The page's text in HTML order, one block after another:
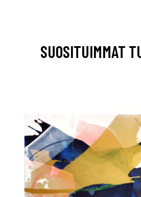
SUOSITUIMMAT